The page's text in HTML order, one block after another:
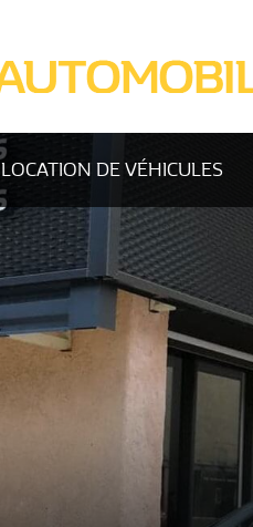
LOCATION DE VÉHICULES